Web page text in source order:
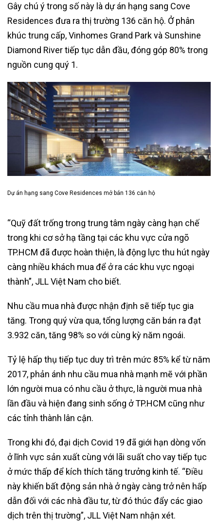
Gây chú ý trong số này là dự án hạng sang Cove
Residences đưa ra thị trường 136 căn hộ. Ở phân
khúc trung cấp, Vinhomes Grand Park và Sunshine
Diamond River tiếp tục dẫn đầu, đóng góp 80% trong
nguồn cung quý 1.
Dự án hạng sang Cove Residences mở bán 136 căn hộ
“Quỹ đất trống trong trung tâm ngày càng hạn chế
trong khi cơ sở hạ tầng tại các khu vực cửa ngõ
TP.HCM đã được hoàn thiện, là động lực thu hút ngày
càng nhiều khách mua để ở ra các khu vực ngoại
thành”, JLL Việt Nam cho biết.
Nhu cầu mua nhà được nhận định sẽ tiếp tục gia
tăng. Trong quý vừa qua, tổng lượng căn bán ra đạt
3.932 căn, tăng 98% so với cùng kỳ năm ngoái.
Tỷ lệ hấp thụ tiếp tục duy trì trên mức 85% kể từ năm
2017, phản ánh nhu cầu mua nhà mạnh mẽ với phần
lớn người mua có nhu cầu ở thực, là người mua nhà
lần đầu và hiện đang sinh sống ở TP.HCM cũng như
các tỉnh thành lân cận.
Trong khi đó, đại dịch Covid 19 đã giới hạn dòng vốn
ở lĩnh vực sản xuất cùng với lãi suất cho vay tiếp tục
ở mức thấp để kích thích tăng trưởng kinh tế. “Điều
này khiến bất động sản nhà ở ngày càng trở nên hấp
dẫn đối với các nhà đầu tư, từ đó thúc đẩy các giao
dịch trên thị trường”, JLL Việt Nam nhận xét.